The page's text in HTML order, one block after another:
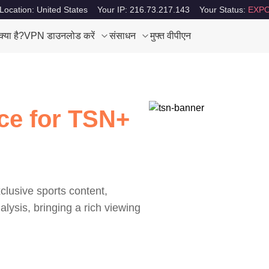
United States Your IP: 216.73.217.143 Your Status:
है?VPN डाउनलोड करें संसाधन मुफ्त वीपीएन
for TSN+
sports content,
bringing a rich viewing